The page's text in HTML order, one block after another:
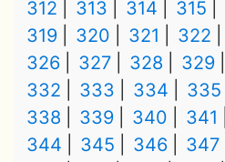
312
313 314 315
319
320 321 322
326
327 328 329
332
333 334 335
338
339 340 341
344
345 346 347